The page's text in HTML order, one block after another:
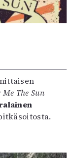
The Sun